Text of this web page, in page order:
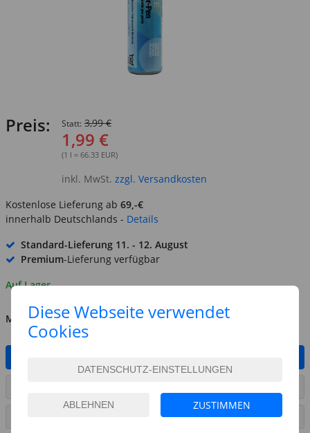
Preis: Statt: 3,99 €
1,99 €
(1 l = 66.33 EUR)
inkl. MwSt. zzgl. Versandkosten
Kostenlose Lieferung ab 69,-€
innerhalb Deutschlands - Details
Standard-Lieferung 11. - 12. August
Premium-Lieferung verfügbar
Auf Lager
MENGE
SEITE DRUCKEN
Diese Webseite verwendet
Cookies
ZUSTIMMEN